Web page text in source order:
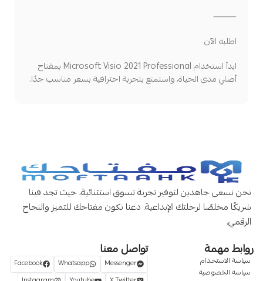
⸻
اطلبه الآن
ابدأ استخدام Microsoft Visio 2021 Professional بمفتاح
أصلي مدى الحياة، واستمتع بتجربة احترافية بسعر مناسب جدًا.
نحن نسعى جاهدين لتوفير تجربة تسوق استثنائية، حيث تجد فينا
شريكًا مخلصًا لرحلتك الإبداعية. دعنا نكون مفتاحك للتميز والنجاح
الرقمي.
روابط مهمة
سياسة الاستخدام
سياسة الخصوصية
تواصل معنا
Messenger
Whatsapp
Facebook